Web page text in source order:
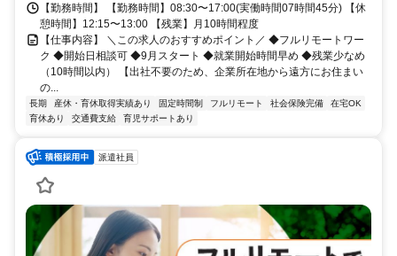
【勤務時間】 【勤務時間】08:30〜17:00(実働時間07時間45分) 【休
憩時間】12:15〜13:00 【残業】月10時間程度
【仕事内容】 ＼この求人のおすすめポイント／ ◆フルリモートワー
ク ◆開始日相談可 ◆9月スタート ◆就業開始時間早め ◆残業少なめ
（10時間以内） 【出社不要のため、企業所在地から遠方にお住まい
の...
長期 産休・育休取得実績あり 固定時間制 フルリモート 社会保険完備
在宅OK
育休あり
交通費支給 育児サポートあり
派遣社員